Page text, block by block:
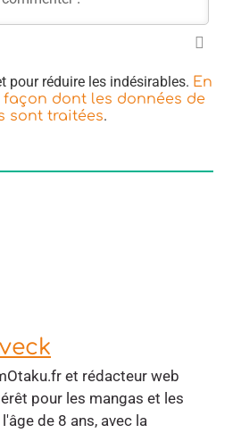
pour réduire les indésirables. En
dont les données de
sont traitées.
et rédacteur web
pour les mangas et les
de 8 ans, avec la